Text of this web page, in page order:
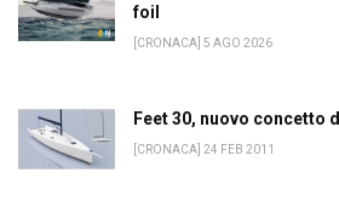
foil
[CRONACA] 5 AGO 2026
Feet 30, nuovo concetto
[CRONACA] 24 FEB 2011